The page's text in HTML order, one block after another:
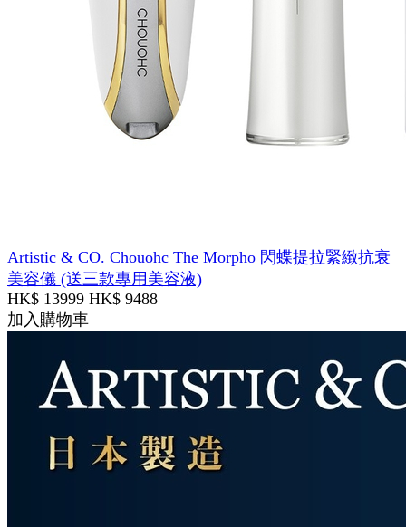
Artistic & CO. Chouohc The Morpho 閃蝶提拉緊緻抗衰
美容儀 (送三款專用美容液)
HK$ 13999 HK$ 9488
加入購物車